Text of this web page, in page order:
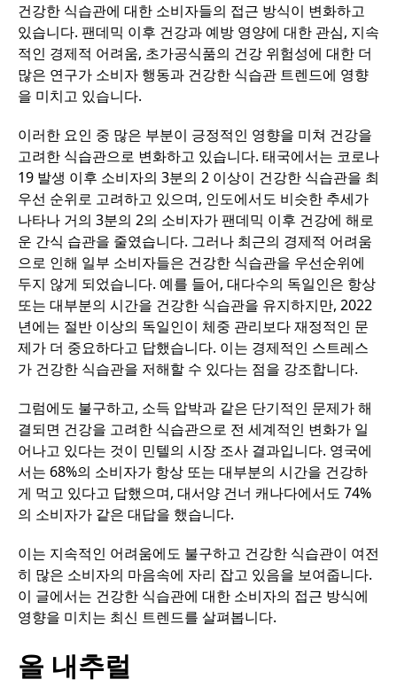
건강한 식습관에 대한 소비자들의 접근 방식이 변화하고
있습니다. 팬데믹 이후 건강과 예방 영양에 대한 관심, 지속
적인 경제적 어려움, 초가공식품의 건강 위험성에 대한 더
많은 연구가 소비자 행동과 건강한 식습관 트렌드에 영향
을 미치고 있습니다.
이러한 요인 중 많은 부분이 긍정적인 영향을 미쳐 건강을
고려한 식습관으로 변화하고 있습니다. 태국에서는 코로나
19 발생 이후 소비자의 3분의 2 이상이 건강한 식습관을 최
우선 순위로 고려하고 있으며, 인도에서도 비슷한 추세가
나타나 거의 3분의 2의 소비자가 팬데믹 이후 건강에 해로
운 간식 습관을 줄였습니다. 그러나 최근의 경제적 어려움
으로 인해 일부 소비자들은 건강한 식습관을 우선순위에
두지 않게 되었습니다. 예를 들어, 대다수의 독일인은 항상
또는 대부분의 시간을 건강한 식습관을 유지하지만, 2022
년에는 절반 이상의 독일인이 체중 관리보다 재정적인 문
제가 더 중요하다고 답했습니다. 이는 경제적인 스트레스
가 건강한 식습관을 저해할 수 있다는 점을 강조합니다.
그럼에도 불구하고, 소득 압박과 같은 단기적인 문제가 해
결되면 건강을 고려한 식습관으로 전 세계적인 변화가 일
어나고 있다는 것이 민텔의 시장 조사 결과입니다. 영국에
서는 68%의 소비자가 항상 또는 대부분의 시간을 건강하
게 먹고 있다고 답했으며, 대서양 건너 캐나다에서도 74%
의 소비자가 같은 대답을 했습니다.
이는 지속적인 어려움에도 불구하고 건강한 식습관이 여전
히 많은 소비자의 마음속에 자리 잡고 있음을 보여줍니다.
이 글에서는 건강한 식습관에 대한 소비자의 접근 방식에
영향을 미치는 최신 트렌드를 살펴봅니다.
올 내추럴